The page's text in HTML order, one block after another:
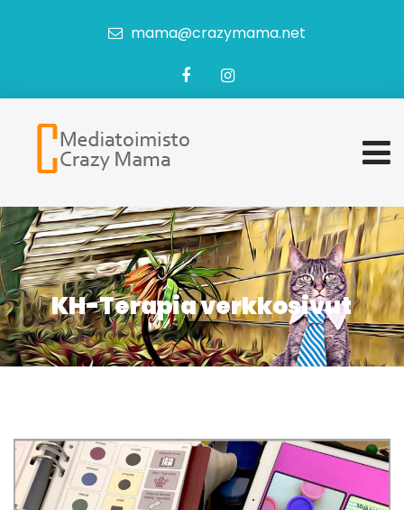
mama@crazymama.net
KH-Terapia verkkosivut